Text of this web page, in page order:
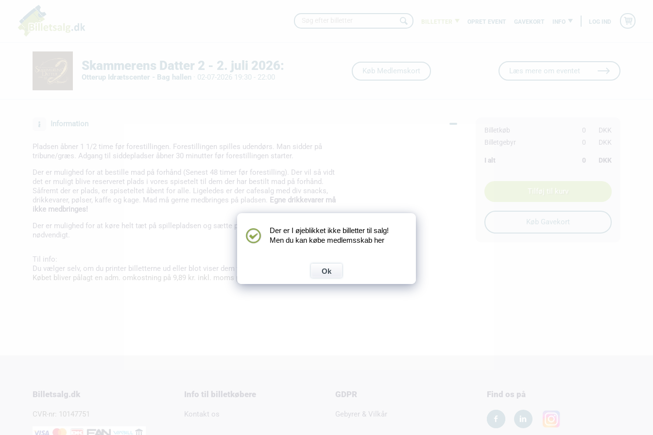
BILLETTER OPRET EVENT GAVEKORT INFO LOG IND
Skammerens Datter 2 - 2. juli 2026:
Otterup Idrætscenter - Bag hallen · 02-07-2026 19:30 - 22:00
Læs mere om eventet
Information
Pladsen åbner 1 1/2 time før forestillingen. Forestillingen spilles udendørs. Man sidder på
tribune/græs. Adgang til siddepladser åbner 30 minutter før forestillingen starter.
Der er mulighed for at bestille mad på forhånd (Senest 48 timer før forestilling). Der vil så vidt
det er muligt blive reserveret plads i vores spisetelt til dem der har bestilt mad på forhånd.
Såfremt der er plads, er spiseteltet åbent for alle. Ligeledes er der cafesalg med div snacks,
drikkevarer, pølser, kaffe og kage. Mad må gerne medbringes på pladsen. Egne drikkevarer må
ikke medbringes!
Der er mulighed for at køre helt tæt på spillepladsen og sætte publikum af - hvis dette er
nødvendigt.
Til info:
Du vælger selv, om du printer billetterne ud eller blot viser dem via din telefon.
Købet bliver pålagt en adm. omkostning på 9,89 kr. inkl. moms pr. transaktion.
Billetkøb 0
DKK
Billetgebyr
0 DKK
I alt 0 DKK
Der er I øjeblikket ikke billetter til salg!
Men du kan købe medlemsskab her
Ok
Billetsalg.dk
CVR-nr: 10147751
Info til billetkøbere
Kontakt os
GDPR
Gebyrer & Vilkår
Find os på